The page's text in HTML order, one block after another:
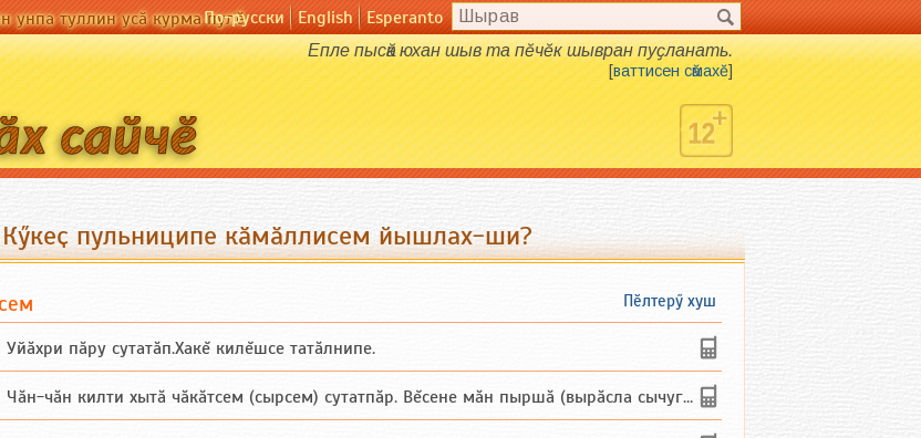
унпа туллин усӑ курма пулӗПо-русски English Esperanto
Епле пысӑк юхан шыв та пӗчӗк шывран пуҫланать.
[ваттисен сӑмахӗ]
пульниципе кӑмӑллисем йышлах-ши?
Пӗлтерӳ хуш
Уйăхри пăру сутатăп.Хакĕ килĕшсе татăлнипе.
Чăн-чăн килти хытă чăкăтсем (сырсем) сутатпăр. Вĕсене мăн пыршă (вырăсла сычуг) ...